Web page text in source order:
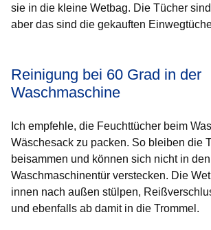
sie in die kleine Wetbag. Die Tücher
aber das sind die gekauften
Reinigung bei 60 Grad in der
Waschmaschine
Ich empfehle, die Feuchttücher beim
Wäschesack zu packen. So bleiben die
beisammen und können sich nicht in
Waschmaschinentür verstecken. Die
innen nach außen stülpen,
und ebenfalls ab damit in die Trommel.